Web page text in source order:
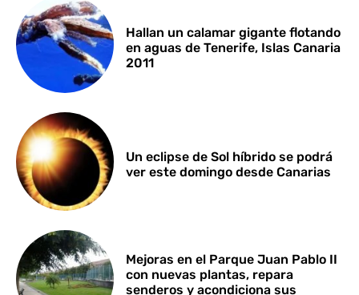
Hallan un calamar gigante flotando
en aguas de Tenerife, Islas Canaria
2011
Un eclipse de Sol híbrido se podrá
ver este domingo desde Canarias
Mejoras en el Parque Juan Pablo II
con nuevas plantas, repara
senderos y acondiciona sus